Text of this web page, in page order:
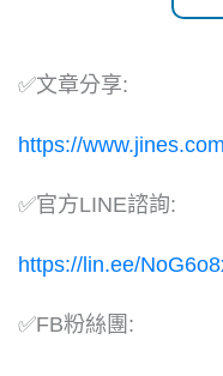
✅文章分享:
https://
✅官方LINE諮詢:
https://lin.ee/
✅FB粉絲團: